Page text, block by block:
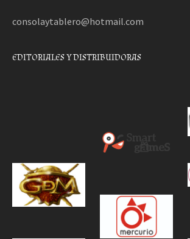
consolaytablero@hotmail.com
EDITORIALES Y DISTRIBUIDORAS